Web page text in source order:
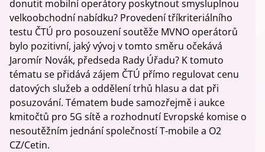
donutit mobilní operátory poskytnout smysluplnou
velkoobchodní nabídku? Provedení tříkriteriálního
testu ČTÚ pro posouzení soutěže MVNO operátorů
bylo pozitivní, jaký vývoj v tomto směru očekává
Jaromír Novák, předseda Rady Úřadu? K tomuto
tématu se přidává zájem ČTÚ přímo regulovat cenu
datových služeb a oddělení trhů hlasu a dat při
posuzování. Tématem bude samozřejmě i aukce
kmitočtů pro 5G sítě a rozhodnutí Evropské komise o
nesoutěžním jednání společností T-mobile a O2
CZ/Cetin.